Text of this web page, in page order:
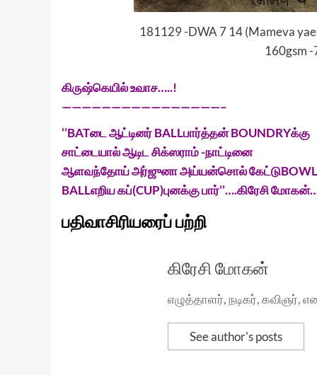
181129 -DWA 7 14 (Mameva
160gsm
கிருஷ்கெயில் உவாச…..!
————————————————–
‘’BATடை ஆட்டினர் BALLபார்த்தன் BOUNDRYக்கு
சாட்டையால் ஆடிட சிக்ஸராம் -நாட்டினை
ஆளவந்தோய் அர்ஜுனா அய்யன்சொல் கேட்டுBOWL
BALLஎறிய கப்(CUP)புனக்கு பார்’’….கிரேசி
பதிவாசிரியரைப் பற்றி
கிரேசி மோகன்
எழுத்தாளர், நடிகர், கவிஞர்,
See author's posts